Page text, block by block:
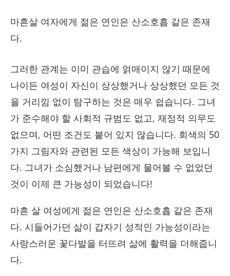
마흔살 여자에게 젊은 연인은 산소호흡 같은 존재
다.
그러한 관계는 이미 관습에 얽매이지 않기 때문에
나이든 여성이 자신이 상상했거나 상상했던 모든 것
을 거리낌 없이 탐구하는 것은 매우 쉽습니다. 그녀
가 준수해야 할 사회적 규범도 없고, 재정적 의무도
없으며, 어떤 조건도 붙어 있지 않습니다. 회색의 50
가지 그림자와 관련된 모든 색상이 가능해 보입니
다. 그녀가 소심했거나 남편에게 물어볼 수 없었던
것이 이제 큰 가능성이 되었습니다!
마흔 살 여성에게 젊은 연인은 산소호흡 같은 존재
다. 시들어가던 삶이 갑자기 성적인 가능성이라는
사랑스러운 꽃다발을 터뜨려 삶에 활력을 더해줍니
다.